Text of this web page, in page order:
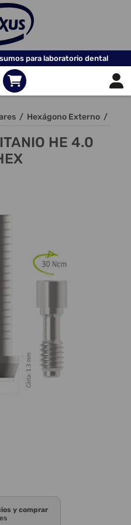
para laboratorio dental
/ Hexágono Externo /
HE 4.0
y comprar